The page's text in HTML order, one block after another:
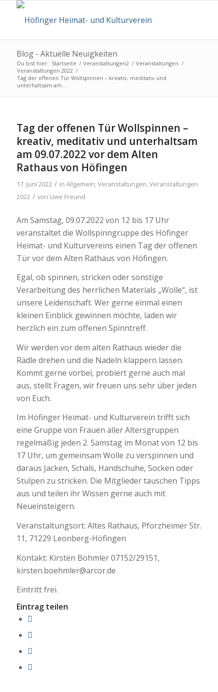
Blog - Aktuelle Neuigkeiten
Du bist hier: Startseite / Veranstaltungen2 / Veranstaltungen /
Veranstaltungen 2022 /
Tag der offenen Tür Wollspinnen – kreativ, meditativ und
unterhaltsam am...
Tag der offenen Tür Wollspinnen –
kreativ, meditativ und unterhaltsam
am 09.07.2022 vor dem Alten
Rathaus von Höfingen
17. Juni 2022 / in Allgemein,Veranstaltungen,Veranstaltungen
2022 / von Uwe Freund
Am Samstag, 09.07.2022 von 12 bis 17 Uhr
veranstaltet die Wollspinngruppe des Höfinger
Heimat- und Kulturvereins einen Tag der offenen
Tür vor dem Alten Rathaus von Höfingen.
Egal, ob spinnen, stricken oder sonstige
Verarbeitung des herrlichen Materials „Wolle“, ist
unsere Leidenschaft. Wer gerne einmal einen
kleinen Einblick gewinnen möchte, laden wir
herzlich ein zum offenen Spinntreff.
Wir werden vor dem alten Rathaus wieder die
Rädle drehen und die Nadeln klappern lassen.
Kommt gerne vorbei, probiert gerne auch mal
aus, stellt Fragen, wir freuen uns sehr über jeden
von Euch.
Im Höfinger Heimat- und Kulturverein trifft sich
eine Gruppe von Frauen aller Altersgruppen
regelmäßig jeden 2. Samstag im Monat von 12 bis
17 Uhr, um gemeinsam Wolle zu verspinnen und
daraus Jacken, Schals, Handschuhe, Socken oder
Stulpen zu stricken. Die Mitglieder tauschen Tipps
aus und teilen ihr Wissen gerne auch mit
Neueinsteigern.
Veranstaltungsort: Altes Rathaus, Pforzheimer Str.
11, 71229 Leonberg-Höfingen
Kontakt: Kirsten Böhmler 07152/29151,
kirsten.boehmler@arcor.de
Eintritt frei.
Eintrag teilen